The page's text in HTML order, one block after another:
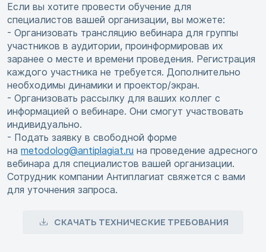
Если вы хотите провести обучение для
специалистов вашей организации, вы можете:
- Организовать трансляцию вебинара для группы
участников в аудитории, проинформировав их
заранее о месте и времени проведения. Регистрация
каждого участника не требуется. Дополнительно
необходимы динамики и проектор/экран.
- Организовать рассылку для ваших коллег с
информацией о вебинаре. Они смогут участвовать
индивидуально.
- Подать заявку в свободной форме
на metodolog@antiplagiat.ru на проведение адресного
вебинара для специалистов вашей организации.
Сотрудник компании Антиплагиат свяжется с вами
для уточнения запроса.
СКАЧАТЬ ТЕХНИЧЕСКИЕ ТРЕБОВАНИЯ